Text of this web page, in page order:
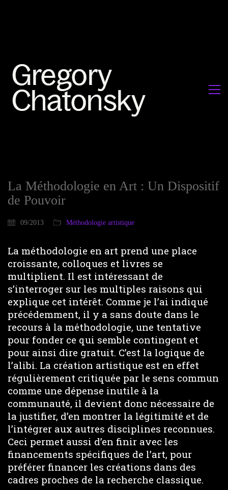
La Méthodologie en Art : Un Dispositif
de Pouvoir
09/2013 Méthodologie artistique
La méthodologie en art prend une place
croissante, colloques et livres se
multiplient. Il est intéressant de
s’interroger sur les multiples raisons qui
explique cet intérêt. Comme je l’ai indiqué
précédemment, il y a sans doute dans le
recours à la méthodologie, une tentative
pour fonder ce qui semble contingent et
pour ainsi dire gratuit. C’est la logique de
l’alibi. La création artistique est en effet
régulièrement critiquée par le sens commun
comme une dépense inutile à la
communauté, il devient donc nécessaire de
la justifier, d’en montrer la légitimité et de
l’intégrer aux autres disciplines reconnues.
Ceci permet aussi d’en finir avec les
financements spécifiques de l’art, pour
préférer financer les créations dans des
cadres proches de la recherche classique.